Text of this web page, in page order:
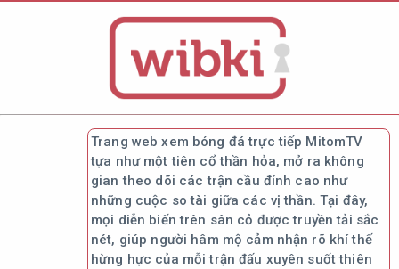
Trang web xem bóng đá trực tiếp MitomTV
tựa như một tiên cổ thần hỏa, mở ra không
gian theo dõi các trận cầu đỉnh cao như
những cuộc so tài giữa các vị thần. Tại đây,
mọi diễn biến trên sân cỏ được truyền tải sắc
nét, giúp người hâm mộ cảm nhận rõ khí thế
hừng hực của mỗi trận đấu xuyên suốt thiên